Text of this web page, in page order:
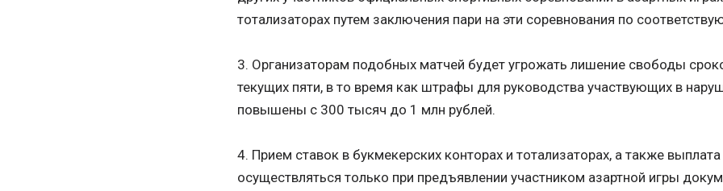
тотализаторах путем заключения пари на эти соревнования по
3. Организаторам подобных матчей будет угрожать лишение свободы
текущих пяти, в то время как штрафы для руководства участвующих в
повышены с 300 тысяч до 1 млн рублей.
4. Прием ставок в букмекерских конторах и тотализаторах, а также
осуществляться только при предъявлении участником азартной игры